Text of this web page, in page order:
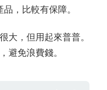
，比較有保障。
大，但用起來普普。
避免浪費錢。